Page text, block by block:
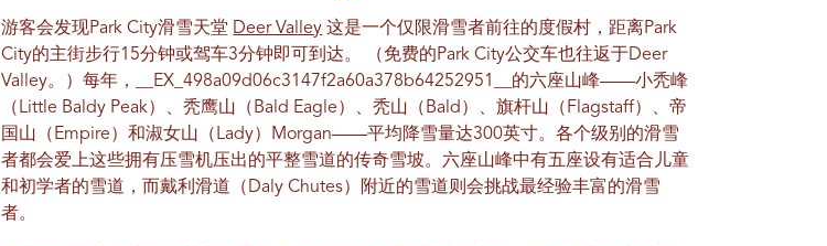
游客会发现Park City滑雪天堂 Deer Valley 这是一个仅限滑雪者前往的度假村，距离Park
City的主街步行15分钟或驾车3分钟即可到达。 （免费的Park City公交车也往返于Deer
Valley。）每年，__EX_498a09d06c3147f2a60​​a378b64252951__的六座山峰——小秃峰
（Little Baldy Peak）、秃鹰山（Bald Eagle）、秃山（Bald）、旗杆山（Flagstaff）、帝
国山（Empire）和淑女山（Lady）Morgan——平均降雪量达300英寸。各个级别的滑雪
者都会爱上这些拥有压雪机压出的平整雪道的传奇雪坡。六座山峰中有五座设有适合儿童
和初学者的雪道，而戴利滑道（Daly Chutes）附近的雪道则会挑战最经验丰富的滑雪
者。